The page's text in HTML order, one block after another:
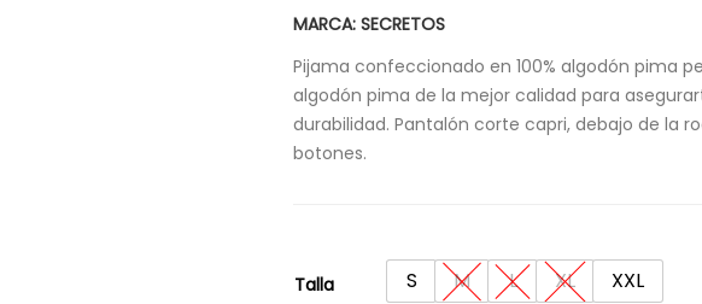
MARCA: SECRETOS
Pijama confeccionado en 100% algodón pima
algodón pima de la mejor calidad para
durabilidad. Pantalón corte capri, debajo de la
botones.
Talla S M L XL XXL